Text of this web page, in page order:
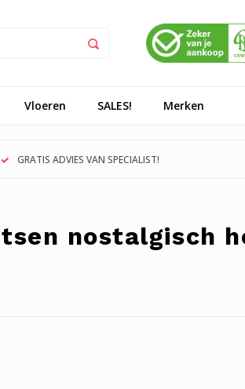
Vloeren SALES! Merken
GRATIS ADVIES VAN SPECIALIST!
nostalgisch